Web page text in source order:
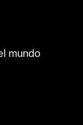
mundo